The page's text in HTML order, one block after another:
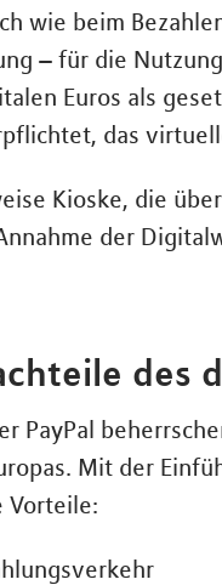
wie beim
– für die
Euros als
das
Kioske, die
der
des
PayPal
Mit der
Vorteile: